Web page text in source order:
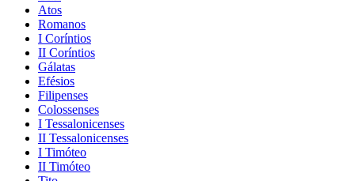
Atos
Romanos
I Coríntios
II Coríntios
Gálatas
Efésios
Filipenses
Colossenses
I Tessalonicenses
II Tessalonicenses
I Timóteo
II Timóteo